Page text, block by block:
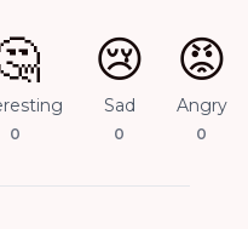
0
😢
Sad
0
😡
Angry
0